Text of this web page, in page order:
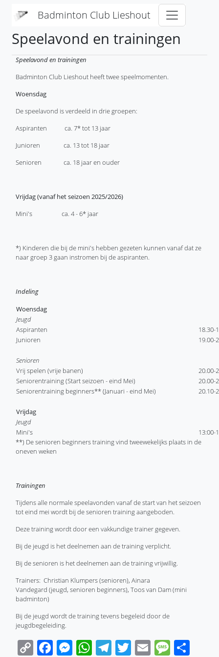
Badminton Club Lieshout
Speelavond en trainingen
Speelavond en trainingen
Badminton Club Lieshout heeft twee speelmomenten.
Woensdag
De speelavond is verdeeld in drie groepen:
Aspiranten ca. 7* tot 13 jaar
Junioren ca. 13 tot 18 jaar
Senioren ca. 18 jaar en ouder
Vrijdag (vanaf het seizoen 2025/2026)
Mini's ca. 4 - 6* jaar
*) Kinderen die bij de mini's hebben gezeten kunnen vanaf dat ze
naar groep 3 gaan instromen bij de aspiranten.
Indeling
Woensdag
Jeugd
Aspiranten
18.30-
Junioren
19.00-
Senioren
Vrij spelen (vrije banen)
20.00-
Seniorentraining (Start seizoen - eind Mei)
20.00-
Seniorentraining beginners** (Januari - eind Mei)
20.10-
Vrijdag
Jeugd
Mini's
13:00-
**) De senioren beginners training vind tweewekelijks plaats in de
oneven weken
Trainingen
Tijdens alle normale speelavonden vanaf de start van het seizoen
tot eind mei wordt bij de senioren training aangeboden.
Deze training wordt door een vakkundige trainer gegeven.
Bij de jeugd is het deelnemen aan de training verplicht.
Bij de senioren is het deelnemen aan de training vrijwillig.
Trainers: Christian Klumpers (senioren), Ainara
Vandegard (jeugd, senioren beginners), Toos van Dam (mini
badminton)
Bij de jeugd wordt de training tevens begeleid door de
jeugdbegeleiding.
CopyFacebook
Messenger
WhatsApp
Telegram
Twitter
Email